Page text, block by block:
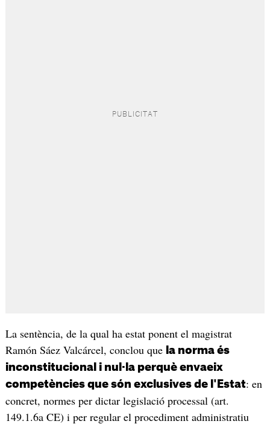
La sentència, de la qual ha estat ponent el magistrat
Ramón Sáez Valcárcel, conclou que la norma és
inconstitucional i nul·la perquè envaeix
competències que són exclusives de l'Estat: en
concret, normes per dictar legislació processal (art.
149.1.6a CE) i per regular el procediment administratiu